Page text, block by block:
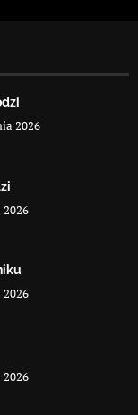
2026
2026
2026
2026